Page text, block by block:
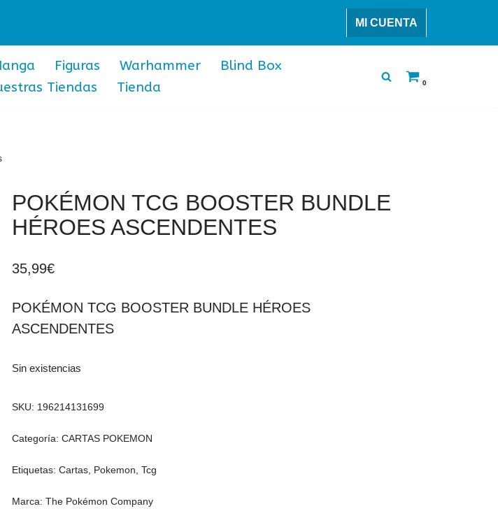
MI CUENTA
Figuras Warhammer
Blind Box
Tiendas Tienda 0
POKÉMON TCG BOOSTER BUNDLE
HÉROES ASCENDENTES
35,99€
POKÉMON TCG BOOSTER BUNDLE HÉROES
ASCENDENTES
Sin existencias
SKU: 196214131699
Categoría:CARTAS POKEMON
Etiquetas:Cartas Pokemon ,Tcg
Marca:The Pokémon Company